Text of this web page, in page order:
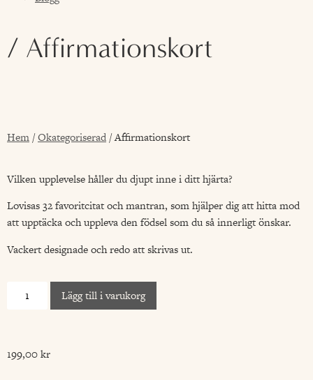
/ Affirmationskort
Hem /Okategoriserad / Affirmationskort
Vilken upplevelse håller du djupt inne i ditt hjärta?
Lovisas 32 favoritcitat och mantran, som hjälper dig att hitta mod
att upptäcka och uppleva den födsel som du så innerligt önskar.
Vackert designade och redo att skrivas ut.
Lägg till i varukorg
199,00kr